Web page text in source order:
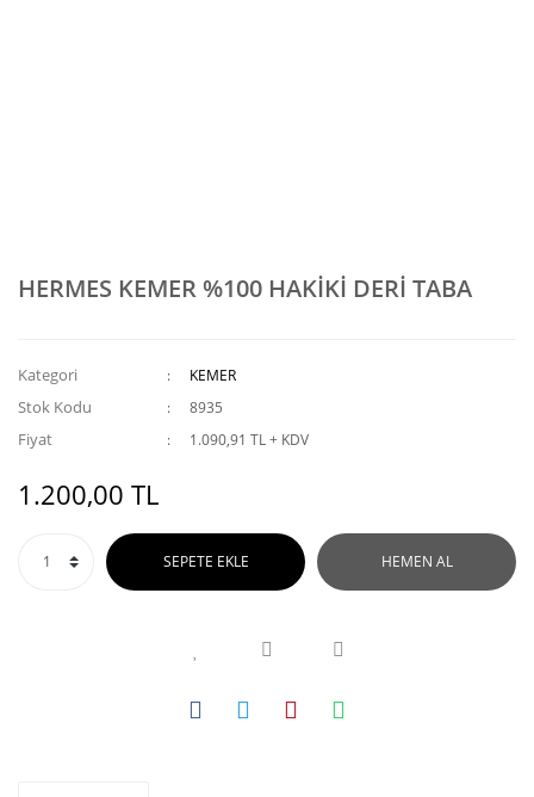
HERMES KEMER %100 HAKİKİ DERİ TABA
Kategori KEMER
Stok Kodu 8935
Fiyat 1.090,91 TL + KDV
1.200,00 TL
SEPETE EKLE HEMEN AL